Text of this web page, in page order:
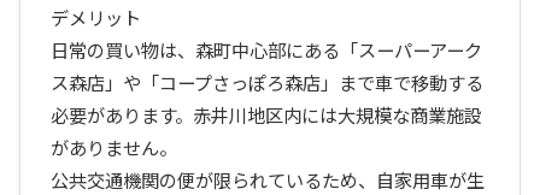
デメリット
日常の買い物は、森町中心部にある「スーパーアーク
ス森店」や「コープさっぽろ森店」まで車で移動する
必要があります。赤井川地区内には大規模な商業施設
がありません。
公共交通機関の便が限られているため、自家用車が生